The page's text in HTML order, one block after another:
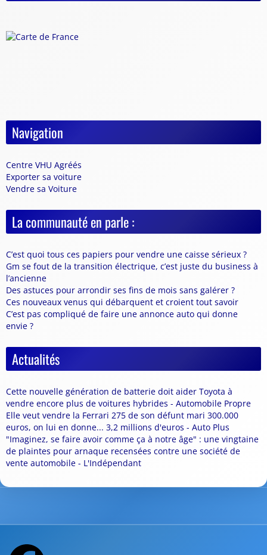
Navigation
Centre VHU Agréés
Exporter sa voiture
Vendre sa Voiture
La communauté en parle :
C’est quoi tous ces papiers pour vendre une caisse sérieux ?
Gm se fout de la transition électrique, c’est juste du business à
l’ancienne
Des astuces pour arrondir ses fins de mois sans galérer ?
Ces nouveaux venus qui débarquent et croient tout savoir
C’est pas compliqué de faire une annonce auto qui donne
envie ?
Actualités
Cette nouvelle génération de batterie doit aider Toyota à
vendre encore plus de voitures hybrides - Automobile Propre
Elle veut vendre la Ferrari 275 de son défunt mari 300.000
euros, on lui en donne... 3,2 millions d'euros - Auto Plus
"Imaginez, se faire avoir comme ça à notre âge" : une vingtaine
de plaintes pour arnaque recensées contre une société de
vente automobile - L'Indépendant